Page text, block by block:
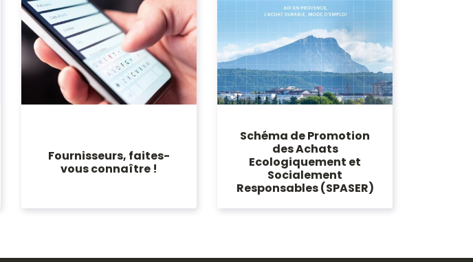
Fournisseurs, faites-
vous connaître !
Schéma de Promotion
des Achats
Ecologiquement et
Socialement
Responsables (SPASER)